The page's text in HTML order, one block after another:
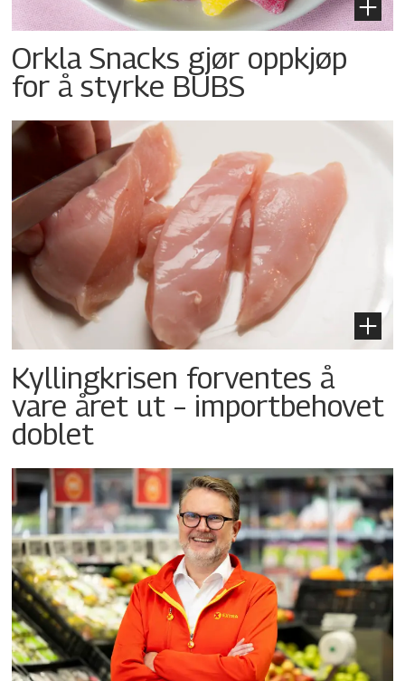
Orkla Snacks gjør oppkjøp
for å styrke BUBS
Kyllingkrisen forventes å
vare året ut – importbehovet
doblet